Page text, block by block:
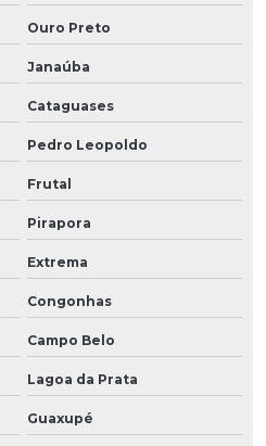
Ouro Preto
Janaúba
Cataguases
Pedro Leopoldo
Frutal
Pirapora
Extrema
Congonhas
Campo Belo
Lagoa da Prata
Guaxupé